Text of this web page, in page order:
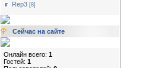
Rep3 [8]
Сейчас на сайте
Онлайн всего: 1
Гостей: 1